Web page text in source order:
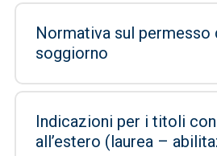
Normativa sul permesso
soggiorno
Indicazioni per i titoli
all’estero (laurea –